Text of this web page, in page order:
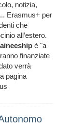
notizia,
Erasmus+ per
che
all’estero.
è "a
finanziate
verrà
pagina